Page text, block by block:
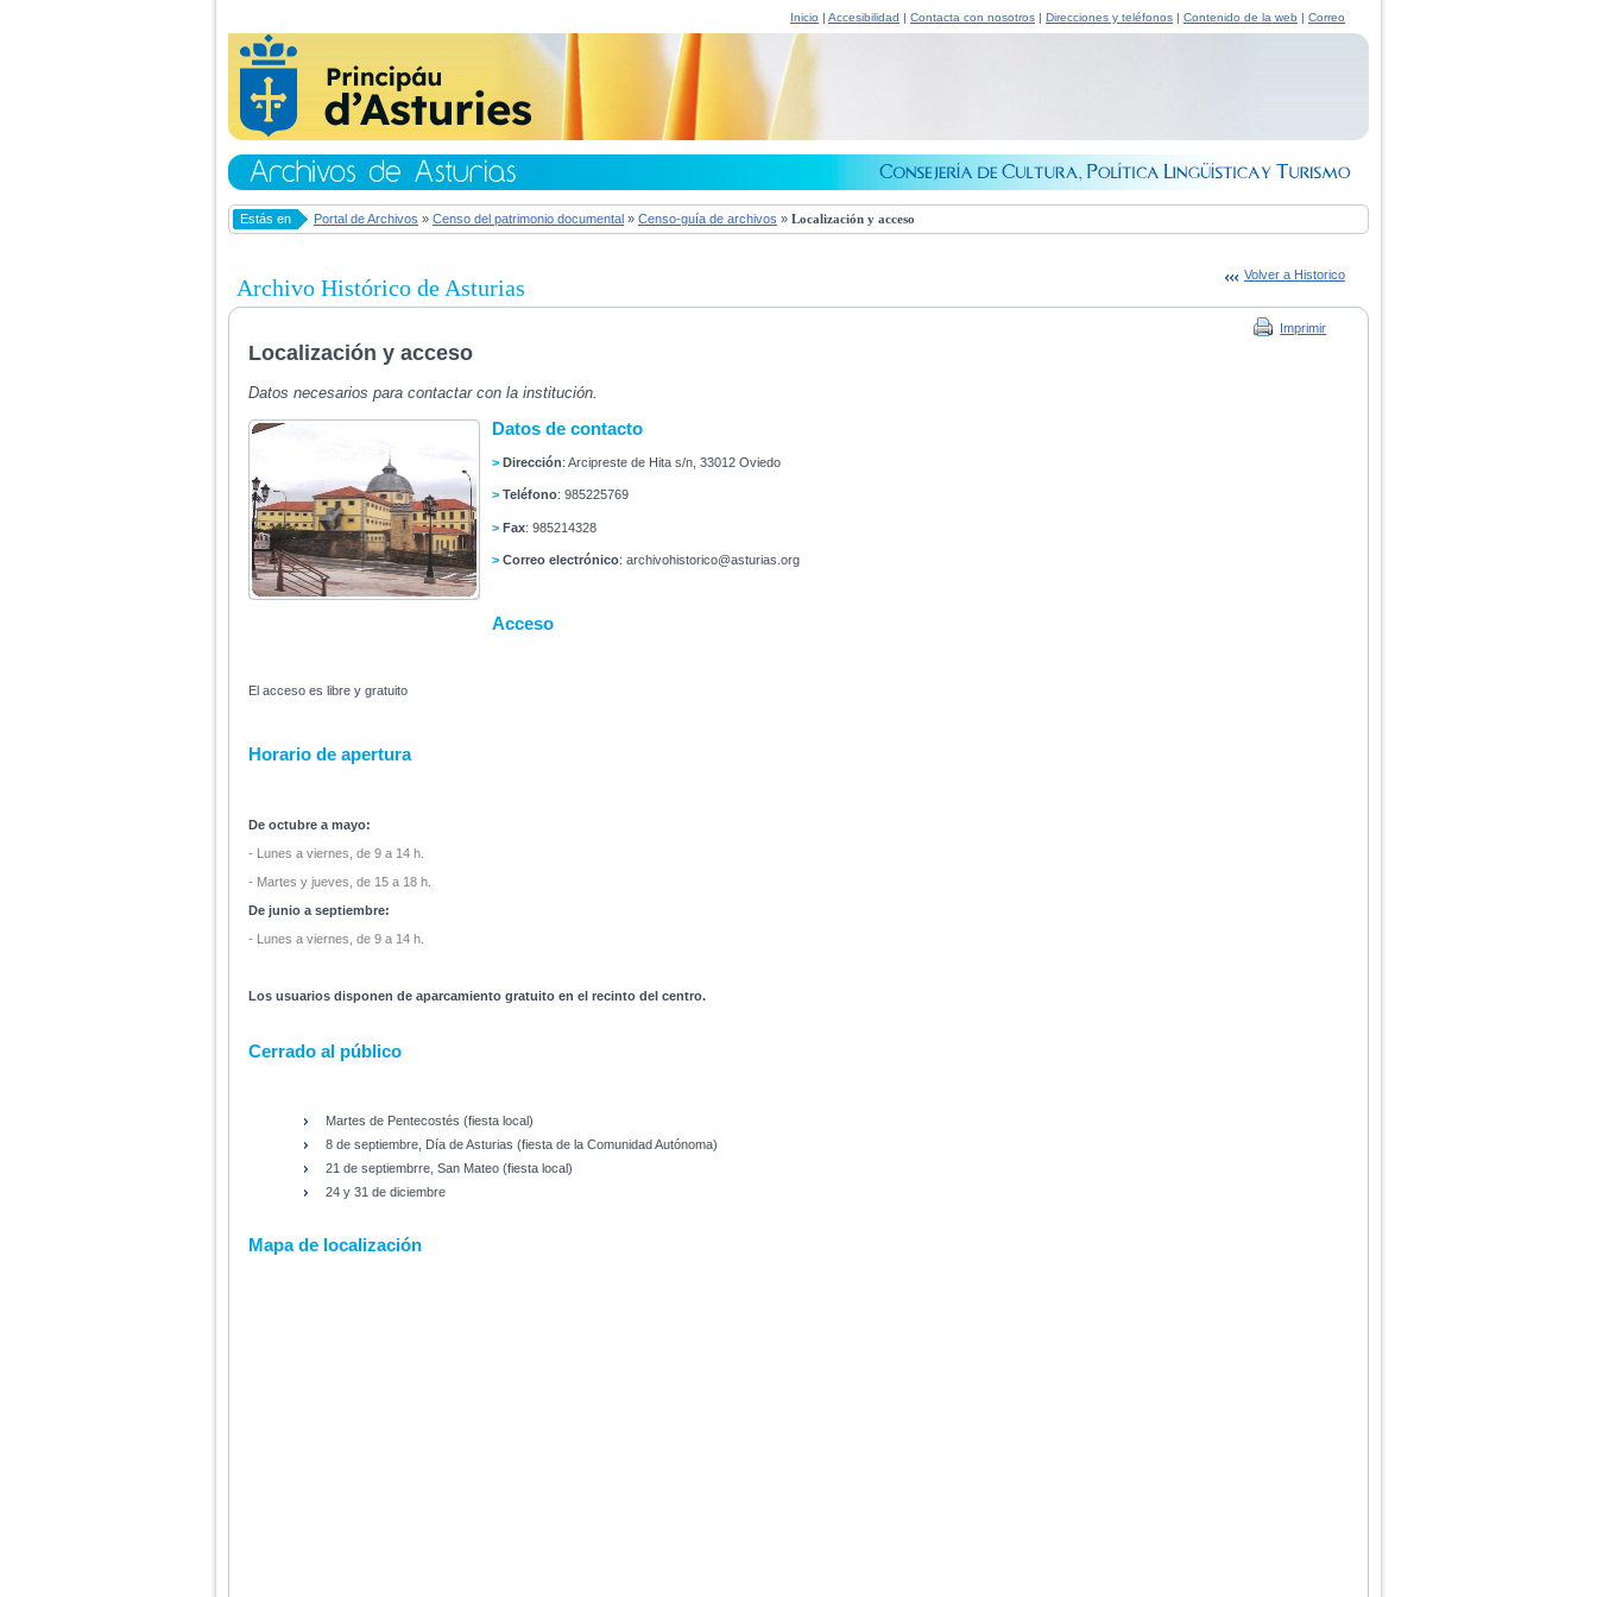
Inicio | Accesibilidad | Contacta con nosotros | Direcciones y teléfonos | Contenido de la web | Correo
Estás en Portal de Archivos » Censo del patrimonio documental » Censo-guía de archivos » Localización y acceso
Volver a Historico
Archivo Histórico de Asturias
Imprimir
Localización y acceso
Datos necesarios para contactar con la institución.
Datos de contacto
> Dirección: Arcipreste de Hita s/n, 33012 Oviedo
> Teléfono: 985225769
> Fax: 985214328
> Correo electrónico: archivohistorico@asturias.org
Acceso
El acceso es libre y gratuito
Horario de apertura
De octubre a mayo:
- Lunes a viernes, de 9 a 14 h.
- Martes y jueves, de 15 a 18 h.
De junio a septiembre:
- Lunes a viernes, de 9 a 14 h.
Los usuarios disponen de aparcamiento gratuito en el recinto del centro.
Cerrado al público
Martes de Pentecostés (fiesta local)
8 de septiembre, Día de Asturias (fiesta de la Comunidad Autónoma)
21 de septiembrre, San Mateo (fiesta local)
24 y 31 de diciembre
Mapa de localización